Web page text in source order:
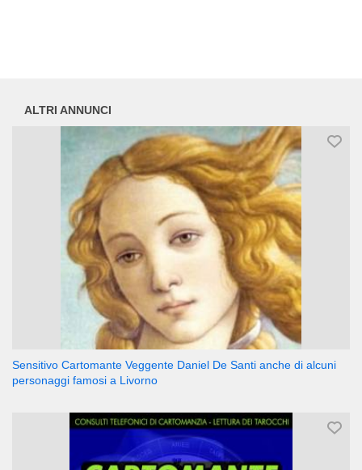
ALTRI ANNUNCI
Sensitivo Cartomante Veggente Daniel De Santi anche di alcuni
personaggi famosi a Livorno